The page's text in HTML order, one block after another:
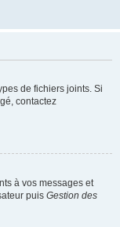
de fichiers joints. Si
contactez
à vos messages et
puis Gestion des